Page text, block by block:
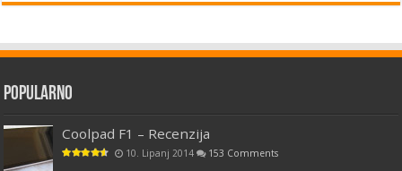
Popularno
Coolpad F1 – Recenzija
10. Lipanj 2014 153 Comments